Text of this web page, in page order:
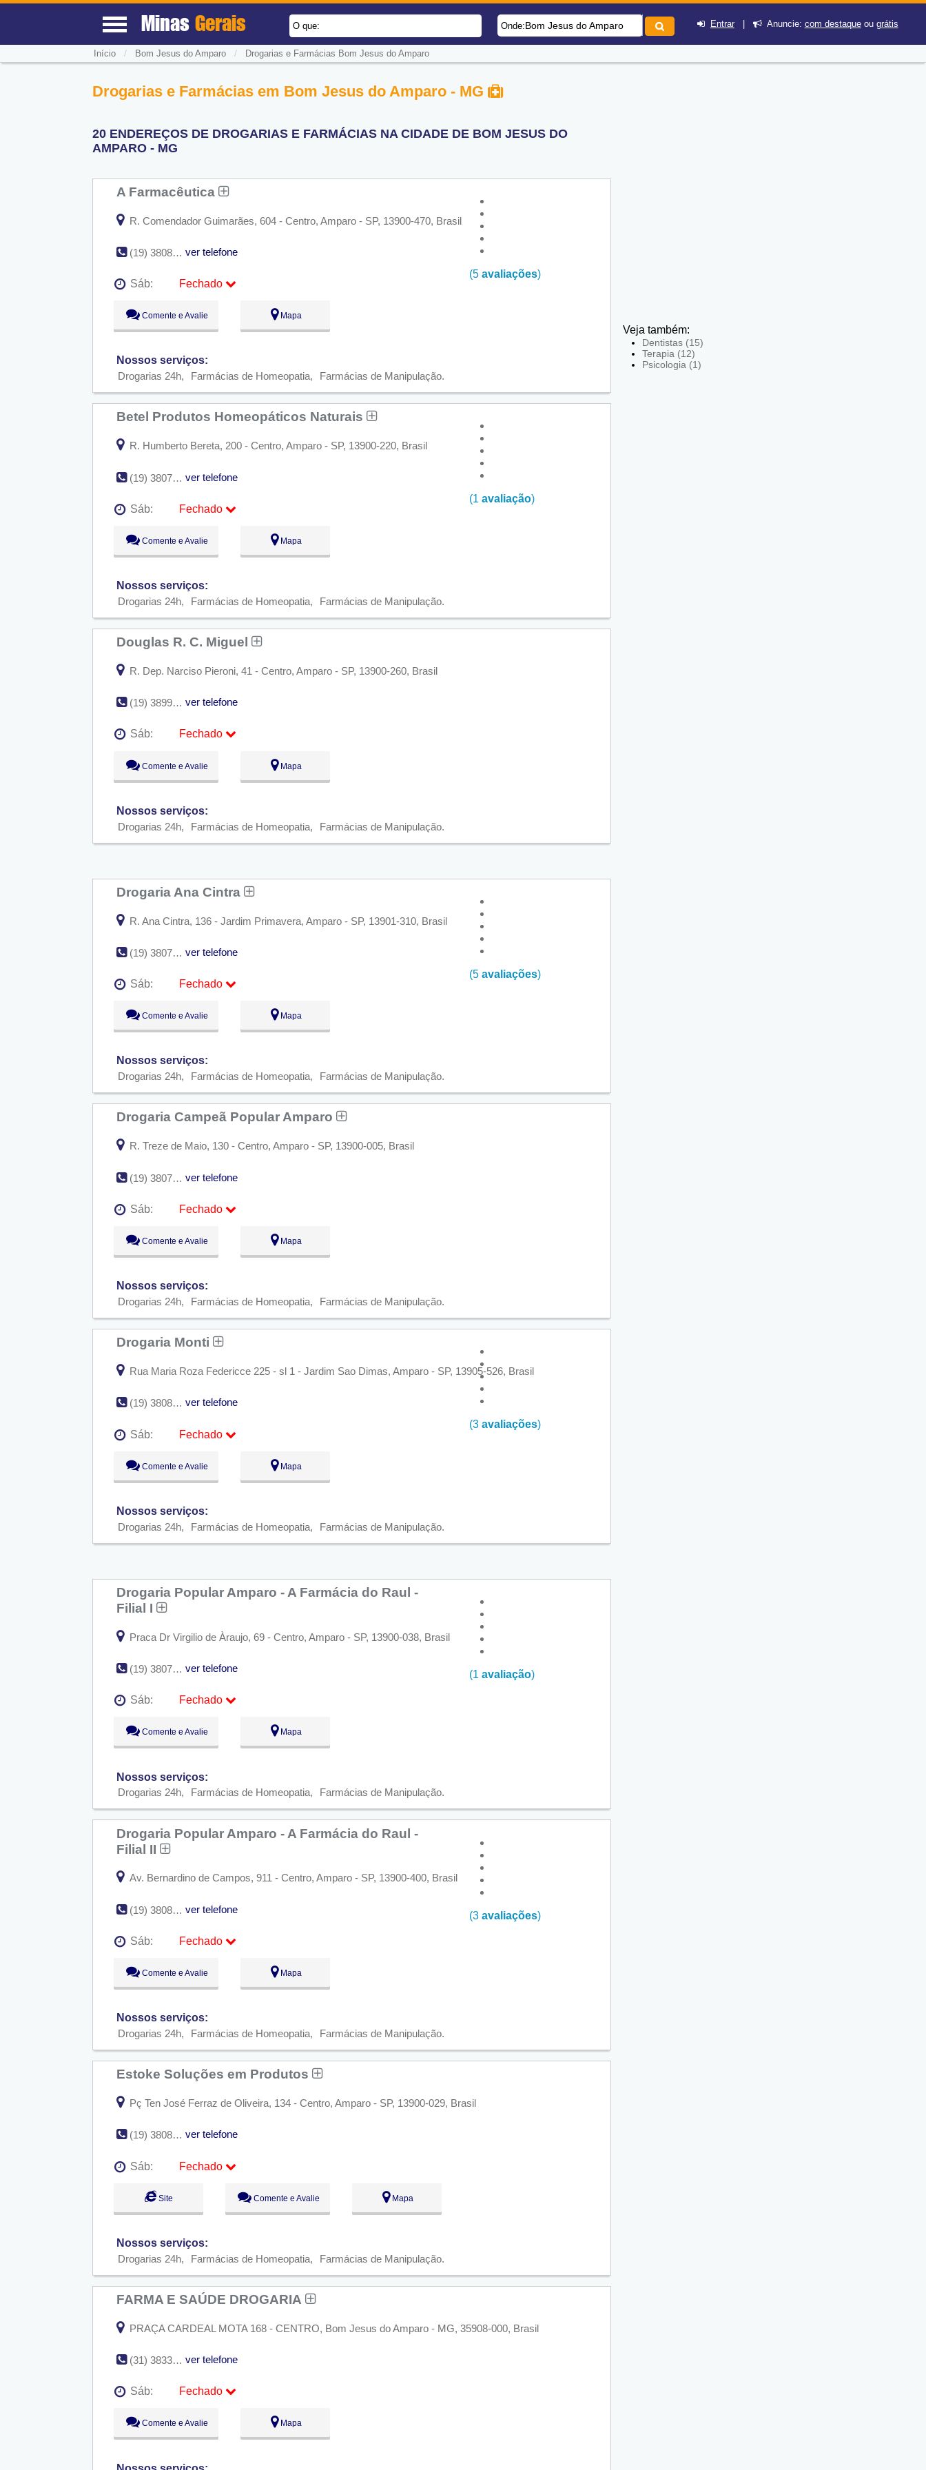
MinasGerais O que: Onde:Bom Jesus do Amparo Entrar| Anuncie: com destaqueou grátis
Início / Bom Jesus do Amparo / Drogarias e Farmácias Bom Jesus do Amparo
Drogarias e Farmácias em Bom Jesus do Amparo - MG
20 ENDEREÇOS DE DROGARIAS E FARMÁCIAS NA CIDADE DE BOM JESUS DO
AMPARO - MG
A Farmacêutica
(5avaliações)
R. Comendador Guimarães, 604 - Centro, Amparo - SP, 13900-470, Brasil
(19) 3808-1420 ver telefone
Sáb:
Fechado
Seg:
Ter:
09:00 - 18:00
Qua:
09:00 - 18:00
Sex:
09:00 - 18:00
Fechado
Dom:
Fechado
Comente e Avalie Mapa
Nossos serviços:
Drogarias 24h
Farmácias de Homeopatia Farmácias de Manipulação
Betel Produtos Homeopáticos Naturais
(1avaliação)
R. Humberto Bereta, 200 - Centro, Amparo - SP, 13900-220, Brasil
(19) 3807-2333 ver telefone
Sáb:
Fechado
Seg:
Ter:
09:00 - 18:00
Qua:
09:00 - 18:00
Sex:
09:00 - 18:00
Fechado
Dom:
Fechado
Comente e Avalie Mapa
Nossos serviços:
Drogarias 24h
Farmácias de Homeopatia Farmácias de Manipulação
Douglas R. C. Miguel
R. Dep. Narciso Pieroni, 41 - Centro, Amparo - SP, 13900-260, Brasil
(19) 3899-1013 ver telefone
Sáb:
Fechado
Seg:
Ter:
09:00 - 18:00
Qua:
09:00 - 18:00
Sex:
09:00 - 18:00
Fechado
Dom:
Fechado
Comente e Avalie Mapa
Nossos serviços:
Drogarias 24h
Farmácias de Homeopatia Farmácias de Manipulação
Drogaria Ana Cintra
(5avaliações)
R. Ana Cintra, 136 - Jardim Primavera, Amparo - SP, 13901-310, Brasil
(19) 3807-5673 ver telefone
Sáb:
Fechado
Seg:
Ter:
09:00 - 18:00
Qua:
09:00 - 18:00
Sex:
09:00 - 18:00
Fechado
Dom:
Fechado
Comente e Avalie Mapa
Nossos serviços:
Drogarias 24h
Farmácias de Homeopatia Farmácias de Manipulação
Drogaria Campeã Popular Amparo
R. Treze de Maio, 130 - Centro, Amparo - SP, 13900-005, Brasil
(19) 3807-4552 ver telefone
Sáb:
Fechado
Seg:
Ter:
09:00 - 18:00
Qua:
09:00 - 18:00
Sex:
09:00 - 18:00
Fechado
Dom:
Fechado
Comente e Avalie Mapa
Nossos serviços:
Drogarias 24h
Farmácias de Homeopatia Farmácias de Manipulação
Drogaria Monti
(3avaliações)
Rua Maria Roza Federicce 225 - sl 1 - Jardim Sao Dimas, Amparo - SP, 13905-526, Brasil
(19) 3808-1157 ver telefone
Sáb:
Fechado
Seg:
Ter:
09:00 - 18:00
Qua:
09:00 - 18:00
Sex:
09:00 - 18:00
Fechado
Dom:
Fechado
Comente e Avalie Mapa
Nossos serviços:
Drogarias 24h
Farmácias de Homeopatia Farmácias de Manipulação
Drogaria Popular Amparo - A Farmácia do Raul -
Filial I
(1avaliação)
Praca Dr Virgilio de Àraujo, 69 - Centro, Amparo - SP, 13900-038, Brasil
(19) 3807-4415 ver telefone
Sáb:
Fechado
Seg:
Ter:
09:00 - 18:00
Qua:
09:00 - 18:00
Sex:
09:00 - 18:00
Sáb:
Fechado
Dom:
Fechado
Comente e Avalie Mapa
Nossos serviços:
Drogarias 24h
Farmácias de Homeopatia Farmácias de Manipulação
Drogaria Popular Amparo - A Farmácia do Raul -
Filial II
(3avaliações)
Av. Bernardino de Campos, 911 - Centro, Amparo - SP, 13900-400, Brasil
(19) 3808-1639 ver telefone
Sáb:
Fechado
Seg:
Ter:
09:00 - 18:00
Qua:
09:00 - 18:00
Sex:
09:00 - 18:00
Fechado
Dom:
Fechado
Comente e Avalie Mapa
Nossos serviços:
Drogarias 24h
Farmácias de Homeopatia Farmácias de Manipulação
Estoke Soluções em Produtos
Pç Ten José Ferraz de Oliveira, 134 - Centro, Amparo - SP, 13900-029, Brasil
(19) 3808-6065 ver telefone
Sáb:
Fechado
09:00 - 18:00
Qua:
09:00 - 18:00
Sex:
09:00 - 18:00
Fechado
Dom:
Fechado
Site Comente e Avalie Mapa
Nossos serviços:
Drogarias 24h
Farmácias de Homeopatia Farmácias de Manipulação
FARMA E SAÚDE DROGARIA
PRAÇA CARDEAL MOTA 168 - CENTRO, Bom Jesus do Amparo - MG, 35908-000, Brasil
(31) 3833-1216 ver telefone
Sáb:
Fechado
Seg:
Ter:
09:00 - 18:00
Qua:
09:00 - 18:00
Sex:
09:00 - 18:00
Comente e Avalie Mapa
Veja também:
Dentistas (15)
Terapia (12)
Psicologia (1)